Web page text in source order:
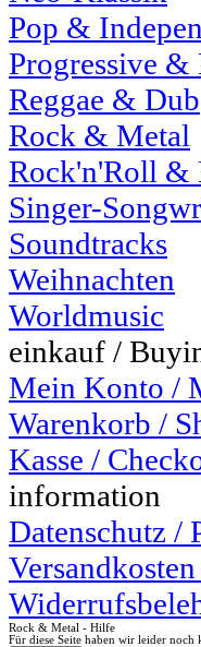
Pop &
Progressive &
Reggae & Dub
Rock & Metal
Rock'n'Roll &
Singer-
Soundtracks
Weihnachten
Worldmusic
einkauf /
Mein Konto /
Warenkorb /
Kasse /
information
Datenschutz /
Rock & Metal - Hilfe
Für diese Seite haben wir leider noch